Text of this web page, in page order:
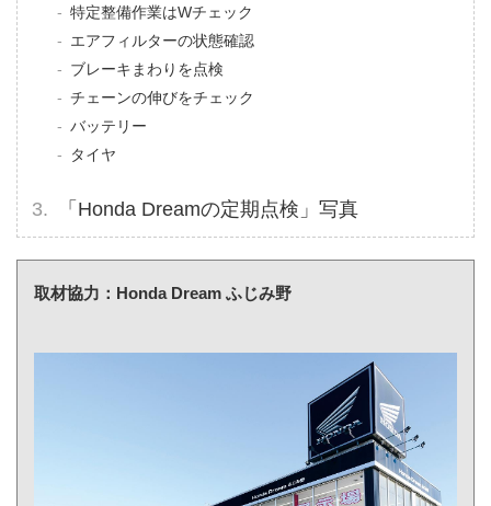
特定整備作業はWチェック
エアフィルターの状態確認
ブレーキまわりを点検
チェーンの伸びをチェック
バッテリー
タイヤ
「Honda Dreamの定期点検」写真
取材協力：Honda Dream ふじみ野